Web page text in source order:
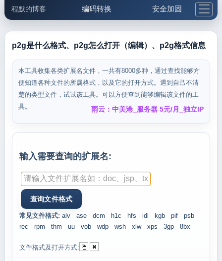
程默的博客 编码转换 安全加固
邮件工具 生活便民 更多工具
5.1支付宝大红包
p2g是什么格式、p2g怎么打开（编辑）、p2g格式信息
本工具收集各类扩展名文件，一共有8000多种，通过查找能够方
便知道各种文件的所属格式，以及它的打开方式。遇到自己不清
楚的类型文件，试试该工具。可以方便查到能够编辑该文件的工
具。
雨云：中美港_服务器 5元/月_独立IP
输入需要查询的扩展名:
常见文件格式: alv ase dcm h1c hfs idl kgb pif
psb
rec
rpm thm uu vob wdp wsh xlw xps 3gp 8bx
文件格式及打开方式: